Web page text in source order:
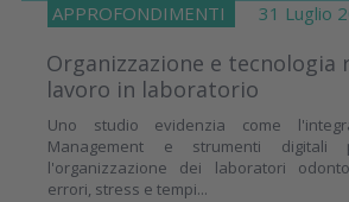
APPROFONDIMENTI 31 Luglio
Organizzazione e tecnologia
lavoro in laboratorio
Uno studio evidenzia come
Management e strumenti digitali
l'organizzazione dei laboratori
errori, stress e tempi...